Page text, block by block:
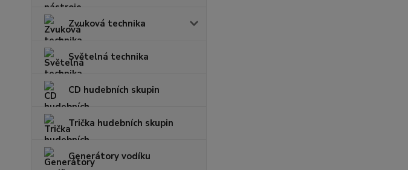
Zvuková technika
Světelná technika
CD hudebních skupin
Trička hudebních skupin
Generátory vodíku